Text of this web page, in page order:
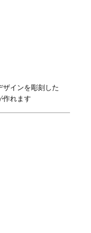
ザインを彫刻した
作れます